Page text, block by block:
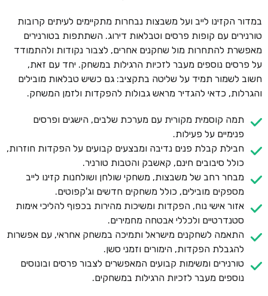
במדור הקזינו לייב ועל משבצות נבחרות מתקיימים לעיתים קרובות
טורנירים עם קופות פרסים וטבלאות דירוג. השתתפות בטורנירים
מאפשרת להתחרות מול שחקנים אחרים, לצבור נקודות ולהתמודד
על פרסים נוספים מעבר לזכיות הרגילות במשחק. יחד עם זאת,
חשוב לשמור תמיד על שליטה בתקציב: גם כשיש טבלאות מובילים
והגרלות, כדאי להגדיר מראש גבולות להפקדות ולזמן המשחק.
תמה קוסמית מקורית עם מערכת שלבים, הישגים ופרסים
פנימיים על פעילות.
חבילת קבלת פנים נדיבה ומבצעים קבועים על הפקדות חוזרות,
כולל סיבובים חינם, קאשבק והטבות טורניר.
מבחר רחב של משבצות, משחקי שולחן ושולחנות קזינו לייב
מספקים מובילים, כולל משחקים חדשים וג'קפוטים.
אזור אישי נוח, הפקדות ומשיכות מהירות בכפוף להליכי אימות
סטנדרטיים ולכללי אבטחה מחמירים.
התאמה לשחקנים מישראל ותמיכה במשחק אחראי, עם אפשרות
להגבלת הפקדות, הימורים וזמני סשן.
טורנירים ומשימות קבועים המאפשרים לצבור פרסים ובונוסים
נוספים מעבר לזכיות הרגילות במשחקים.